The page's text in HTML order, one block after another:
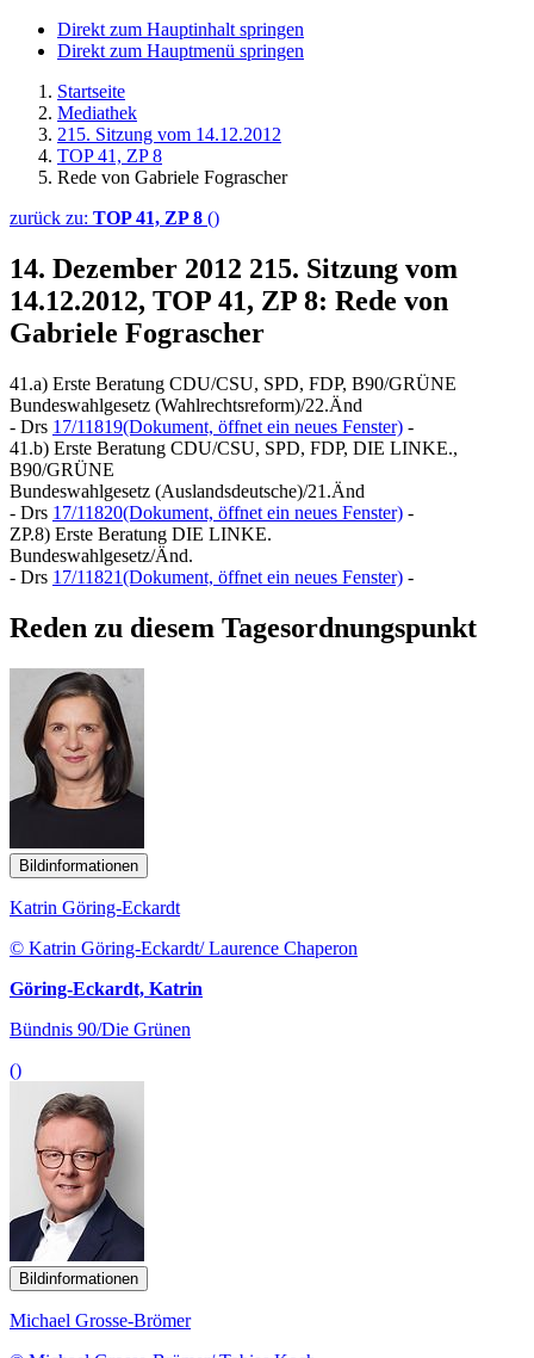
Direkt zum Hauptinhalt springen
Direkt zum Hauptmenü springen
Startseite
Mediathek
215. Sitzung vom 14.12.2012
TOP 41, ZP 8
Rede von Gabriele Fograscher
zurück zu: TOP 41, ZP 8 ()
14. Dezember 2012 215. Sitzung vom
14.12.2012, TOP 41, ZP 8: Rede von
Gabriele Fograscher
41.a) Erste Beratung CDU/CSU, SPD, FDP, B90/GRÜNE
Bundeswahlgesetz (Wahlrechtsreform)/22.Änd
- Drs 17/11819(Dokument, öffnet ein neues Fenster) -
41.b) Erste Beratung CDU/CSU, SPD, FDP, DIE LINKE.,
B90/GRÜNE
Bundeswahlgesetz (Auslandsdeutsche)/21.Änd
- Drs 17/11820(Dokument, öffnet ein neues Fenster) -
ZP.8) Erste Beratung DIE LINKE.
Bundeswahlgesetz/Änd.
- Drs 17/11821(Dokument, öffnet ein neues Fenster) -
Reden zu diesem Tagesordnungspunkt
Bildinformationen
Katrin Göring-Eckardt
© Katrin Göring-Eckardt/ Laurence Chaperon
Göring-Eckardt, Katrin
Bündnis 90/Die Grünen
()
Bildinformationen
Michael Grosse-Brömer